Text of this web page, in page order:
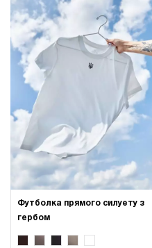
Футболка прямого силуету з
гербом